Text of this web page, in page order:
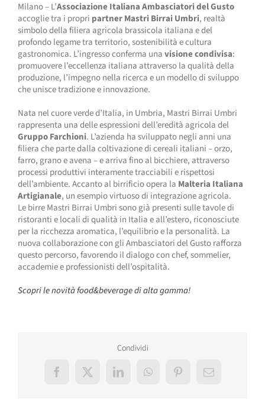
Milano – L’Associazione Italiana Ambasciatori del Gusto
accoglie tra i propri partnerMastri Birrai Umbri, realtà
simbolo della filiera agricola brassicola italiana e del
profondo legame tra territorio, sostenibilità e cultura
gastronomica. L’ingresso conferma unavisione condivisa:
promuovere l’eccellenza italiana attraverso la qualità della
produzione, l’impegno nella ricerca e un modello di sviluppo
che unisce tradizione e innovazione.
Nata nel cuore verde d’Italia, in Umbria, Mastri Birrai Umbri
rappresenta una delle espressioni dell’eredità agricola del
Gruppo Farchioni. L’azienda ha sviluppato negli anni una
filiera che parte dalla coltivazione di cereali italiani – orzo,
farro, grano e avena – e arriva fino al bicchiere, attraverso
processi produttivi interamente tracciabili e rispettosi
dell’ambiente. Accanto al birrificio opera la Malteria Italiana
Artigianale, un esempio virtuoso di integrazione agricola.
Le birre Mastri Birrai Umbri sono già presenti sulle tavole di
ristoranti e locali di qualità in Italia e all’estero, riconosciute
per la ricchezza aromatica, l’equilibrio e la personalità. La
nuova collaborazione con gli Ambasciatori del Gusto rafforza
questo percorso, favorendo il dialogo con chef, sommelier,
accademie e professionisti dell’ospitalità.
Scopri le novità food&beverage di alta gamma!
Condividi
Facebook
X LinkedInWhatsAppPinterestEmail